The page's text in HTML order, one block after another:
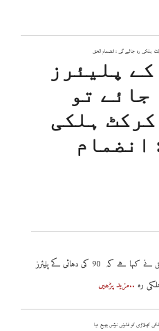
کے پلیئرز
جائے تو
ہلکی
انضمام
لاہور:قومی ٹیم کے سابق کپتان انضمام الحق نے کہا ہے کہ 90 کی دہائی کے پلیئرز
رہ ..مزید پڑھیں